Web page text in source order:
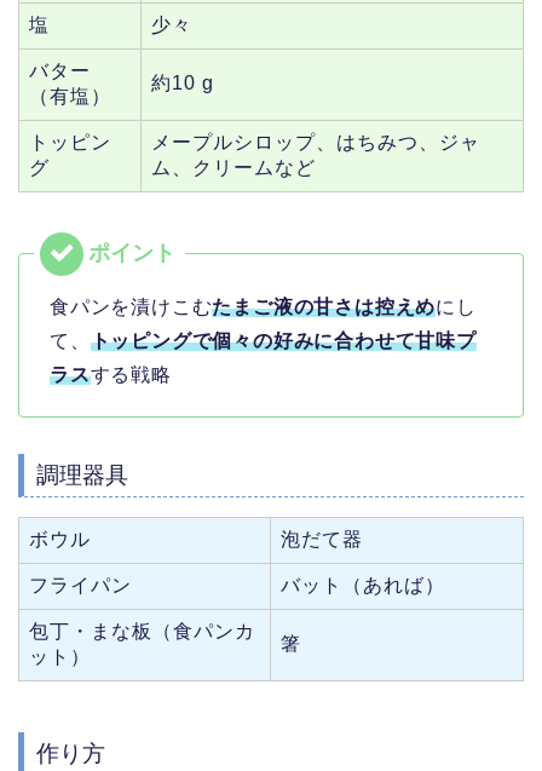
塩 少々
バター
（有塩）
約10 g
トッピン
グ
メープルシロップ、はちみつ、ジャ
ム、クリームなど
食パンを漬けこむたまご液の甘さは控えめにし
て、 トッピングで個々の好みに合わせて甘味プ
ラスする戦略
調理器具
ボウル 泡だて器
フライパン バット（あれば）
包丁・まな板（食パンカ
ット）
箸
作り方